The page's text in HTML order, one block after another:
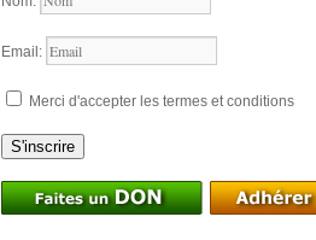
Email:
Merci d'accepter les termes et conditions
S'inscrire